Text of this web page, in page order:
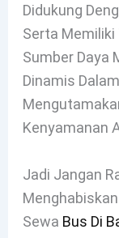
Didukung
Serta Memiliki
Sumber Daya
Dinamis
Kenyamanan
Jadi Jangan
Sewa Bus Di